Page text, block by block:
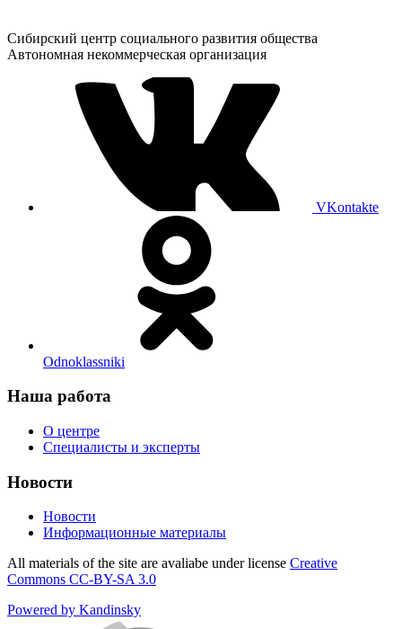
Сибирский центр социального развития общества
Автономная некоммерческая организация
VKontakte
Odnoklassniki
Наша работа
О центре
Специалисты и эксперты
Новости
Новости
Информационные материалы
All materials of the site are avaliabe under license Creative
Commons СС-BY-SA 3.0
Powered by Kandinsky